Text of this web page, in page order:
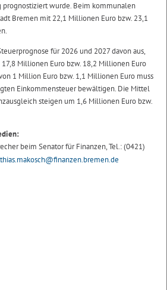
prognostiziert wurde. Beim kommunalen
Bremen mit 22,1 Millionen Euro bzw. 23,1
für 2026 und 2027 davon aus,
Millionen Euro bzw. 18,2 Millionen Euro
1 Million Euro bzw. 1,1 Millionen Euro muss
Einkommensteuer bewältigen. Die Mittel
steigen um 1,6 Millionen Euro bzw.
beim Senator für Finanzen, Tel.: (0421)